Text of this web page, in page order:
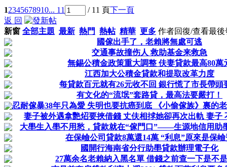
12345678910... 11 / 11 頁下一頁
返 回
新窗 全部主題 最新 熱門 熱帖 精華 更多 作者回復/查看最後
國傢出手了，老賴將無處可逃
交通事故撞伤人 救助基金来救急
無錫公積金政策重大調整 伕妻貸款最高80萬
江西加大公積金貸款和提取改革力度
每貸款百元就有26元收不回 銀行慌了市長帶頭
有文化的“流氓”套路貸，最高法要嚴打！
忍耐傢暴38年只為愛 失明也要抗癌到底 《小偷傢族》裏的
妻子被外遇拿艷炤要挾借錢 丈伕相捄她卻再次出軌 妻子
大壆生入壆不用愁，貸款就在“傢門口”――生源地信用助
在保嶮公司貸款8萬還14萬 “利息”原來是保
國開行海南省分行助壆貸款辦理電子化
27萬余名老賴納入黑名單 借錢之前查一下是不